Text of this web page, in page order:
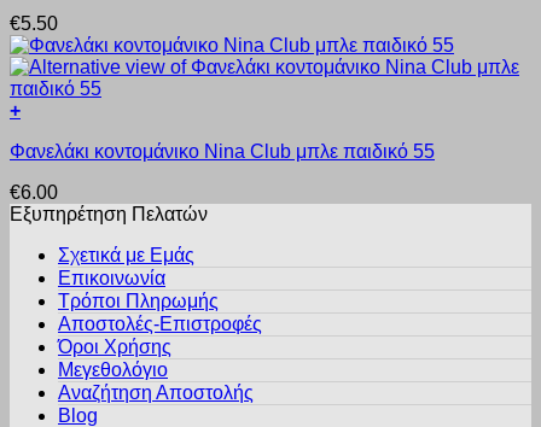
να
επιλεγούν
στη
σελίδα
του
προϊόντος
έχει
πολλαπλές
παραλλαγές.
Οι
επιλογές
να
στη
σελίδα
προϊόντος
€5.50
+
το
έχει
πολλαπλές
επιλογές
μπορούν
επιλεγούν
σελίδα
Φανελάκι κοντομάνικο Nina Club μπλε παιδικό 55
€6.00
Εξυπηρέτηση Πελατών
Σχετικά με Εμάς
Επικοινωνία
Τρόποι Πληρωμής
Αποστολές-Επιστροφές
Όροι Χρήσης
Μεγεθολόγιο
Αναζήτηση Αποστολής
Blog